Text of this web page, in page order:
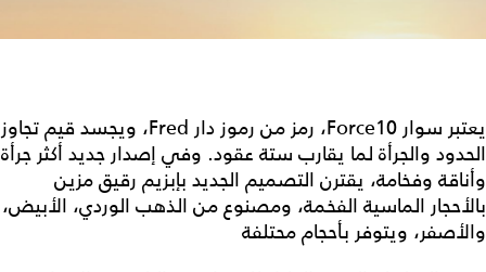
يعتبر سوار Force10، رمز من رموز دار Fred، ويجسد قيم تجاوز
الحدود والجرأة لما يقارب ستة عقود. وفي إصدار جديد أكثر جرأة
وأناقة وفخامة، يقترن التصميم الجديد بإبزيم رقيق مزين
بالأحجار الماسية الفخمة، ومصنوع من الذهب الوردي، الأبيض،
والأصفر، ويتوفر بأحجام محتلفة